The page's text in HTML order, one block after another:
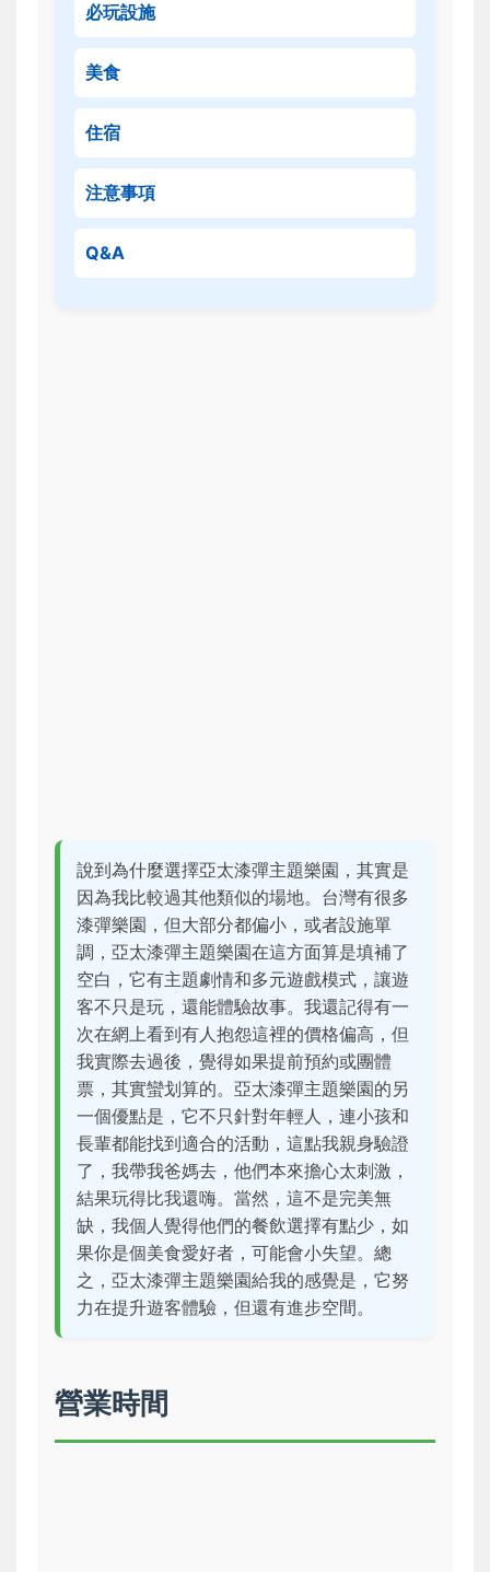
必玩設施
美食
住宿
注意事項
Q&A
說到為什麼選擇亞太漆彈主題樂園，其實是
因為我比較過其他類似的場地。台灣有很多
漆彈樂園，但大部分都偏小，或者設施單
調，亞太漆彈主題樂園在這方面算是填補了
空白，它有主題劇情和多元遊戲模式，讓遊
客不只是玩，還能體驗故事。我還記得有一
次在網上看到有人抱怨這裡的價格偏高，但
我實際去過後，覺得如果提前預約或團體
票，其實蠻划算的。亞太漆彈主題樂園的另
一個優點是，它不只針對年輕人，連小孩和
長輩都能找到適合的活動，這點我親身驗證
了，我帶我爸媽去，他們本來擔心太刺激，
結果玩得比我還嗨。當然，這不是完美無
缺，我個人覺得他們的餐飲選擇有點少，如
果你是個美食愛好者，可能會小失望。總
之，亞太漆彈主題樂園給我的感覺是，它努
力在提升遊客體驗，但還有進步空間。
營業時間